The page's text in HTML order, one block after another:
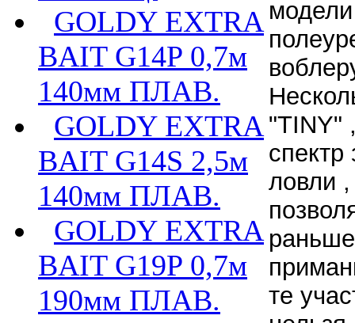
GOLDY EXTRA
BAIT G14P 0,7м
140мм ПЛАВ.
GOLDY EXTRA
BAIT G14S 2,5м
140мм ПЛАВ.
GOLDY EXTRA
BAIT G19P 0,7м
190мм ПЛАВ.
"TINY"
ловли
те